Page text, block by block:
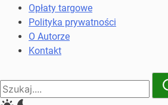
Opłaty targowe
Polityka prywatności
O Autorze
Kontakt
Close
Search